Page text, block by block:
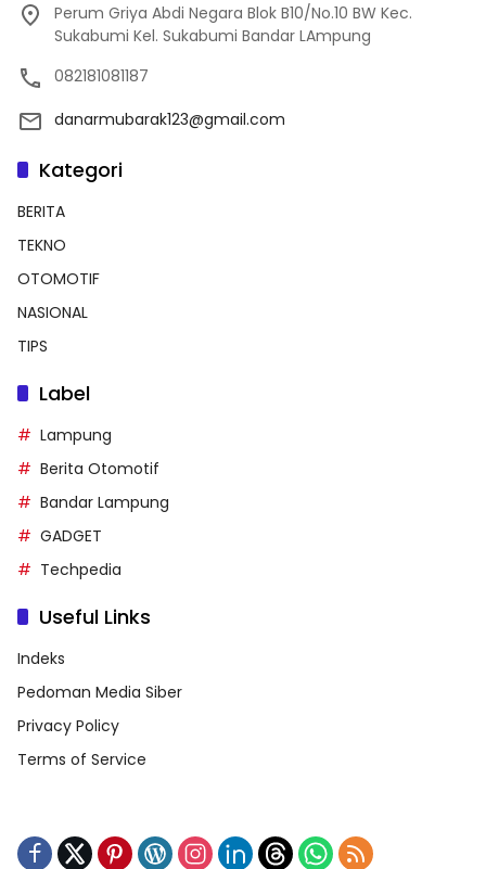
Perum Griya Abdi Negara Blok B10/No.10 BW Kec.
Sukabumi Kel. Sukabumi Bandar LAmpung
082181081187
danarmubarak123@gmail.com
Kategori
BERITA
TEKNO
OTOMOTIF
NASIONAL
TIPS
Label
Lampung
Berita Otomotif
Bandar Lampung
GADGET
Techpedia
Useful Links
Indeks
Pedoman Media Siber
Privacy Policy
Terms of Service